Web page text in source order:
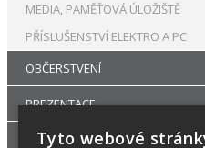
MEDIA, PAMĚŤOVÁ ÚLOŽIŠTĚ
PŘÍSLUŠENSTVÍ ELEKTRO A PC
OBČERSTVENÍ
PREZENTACE
DROGERIE
Tyto webové